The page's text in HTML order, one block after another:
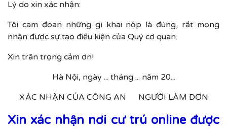
Lý do xin xác nhận:
Tôi cam đoan những gì khai nộp là đúng, rất mong
nhận được sự tạo điều kiện của Quý cơ quan.
Xin trân trọng cảm ơn!
Hà Nội, ngày ... tháng ... năm 20...
XÁC NHẬN CỦA CÔNG AN NGƯỜI LÀM ĐƠN
Xin xác nhận nơi cư trú online được